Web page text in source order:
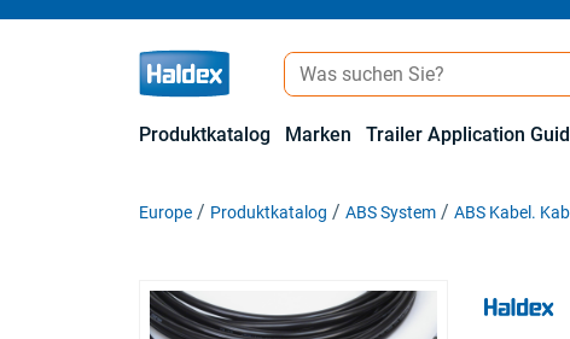
Produktkatalog Marken Trailer Application
Europe Produktkatalog ABS System ABS Kabel.